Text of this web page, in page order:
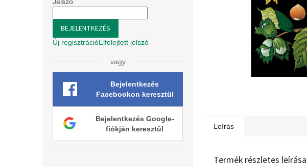
BEJELENTKEZÉS
Új regisztrációElfelejtett jelszó
vagy
Bejelentkezés
Facebookon keresztül
Bejelentkezés Google-
fiókján keresztül
Leírás
Termék részletes leírása